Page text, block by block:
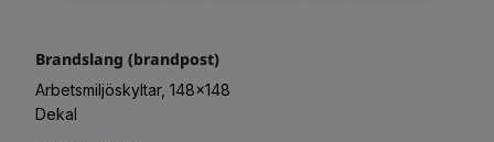
Brandslang (brandpost)
Arbetsmiljöskyltar, 148x148
Dekal